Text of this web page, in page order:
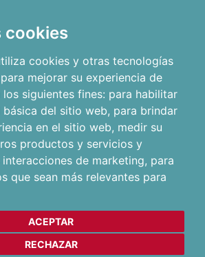
cookies
cookies y otras tecnologías
mejorar su experiencia de
siguientes fines: para habilitar
del sitio web, para brindar
en el sitio web, medir su
productos y servicios y
de marketing, para
que sean más relevantes para
ACEPTAR
RECHAZAR